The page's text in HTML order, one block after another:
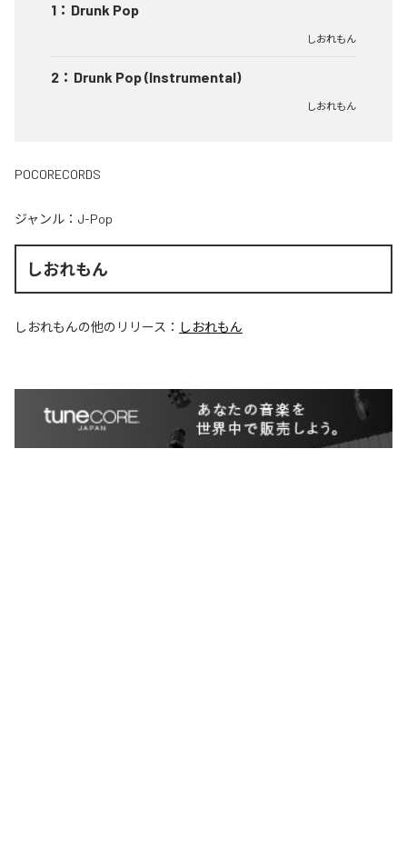
1 ： Drunk Pop
しおれもん
2 ： Drunk Pop (Instrumental)
しおれもん
POCORECORDS
ジャンル： J-Pop
しおれもん
しおれもんの他のリリース： しおれもん